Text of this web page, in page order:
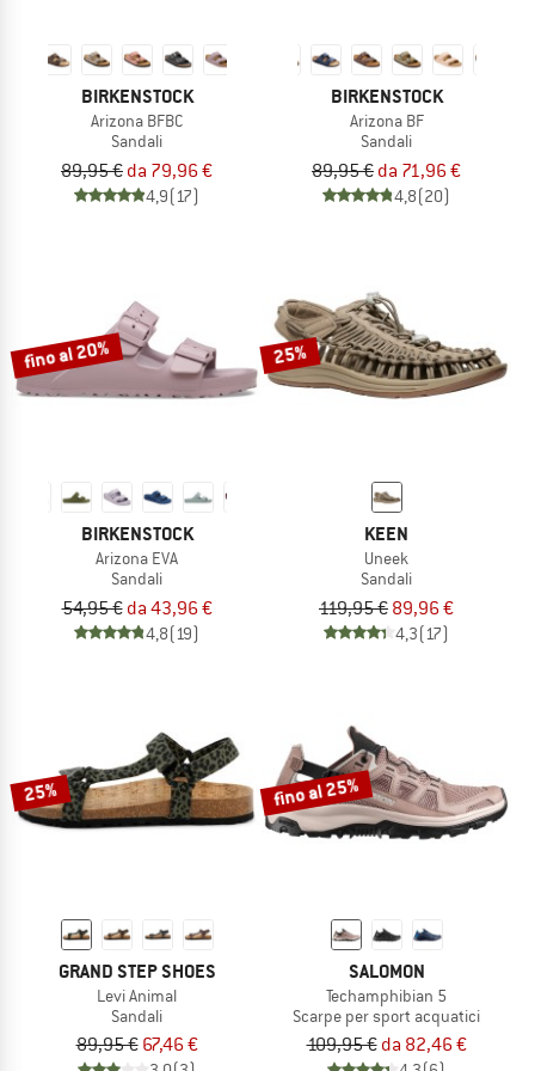
BIRKENSTOCK
Arizona BFBC
Sandali
89,95 € da 79,96 €
4,9(17)
BIRKENSTOCK
Arizona BF
Sandali
89,95 € da 71,96 €
4,8(20)
fino al 20%
BIRKENSTOCK
Arizona EVA
Sandali
54,95 € da 43,96 €
4,8(19)
25%
KEEN
Uneek
Sandali
119,95 € 89,96 €
4,3(17)
25%
GRAND STEP SHOES
Levi Animal
Sandali
89,95 € 67,46 €
fino al 25%
SALOMON
Techamphibian 5
Scarpe per sport acquatici
109,95 € da 82,46 €